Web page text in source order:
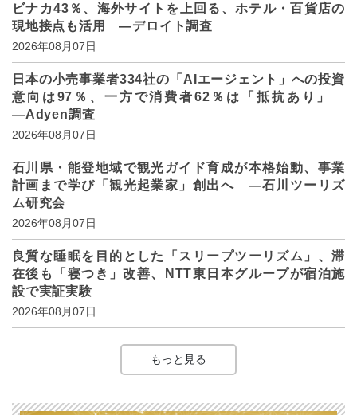
ビナカ43％、海外サイトを上回る、ホテル・百貨店の
現地接点も活用 ―デロイト調査
2026年08月07日
日本の小売事業者334社の「AIエージェント」への投資
意向は97％、一方で消費者62％は「抵抗あり」
―Adyen調査
2026年08月07日
石川県・能登地域で観光ガイド育成が本格始動、事業
計画まで学び「観光起業家」創出へ ―石川ツーリズ
ム研究会
2026年08月07日
良質な睡眠を目的とした「スリープツーリズム」、滞
在後も「寝つき」改善、NTT東日本グループが宿泊施
設で実証実験
2026年08月07日
もっと見る